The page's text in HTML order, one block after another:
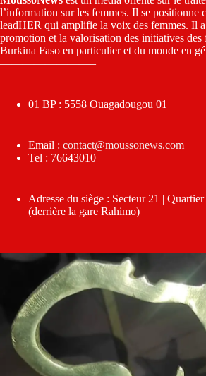
l’information sur les femmes. Il se positionne
leadHER qui amplifie la voix des femmes. Il
promotion et la valorisation des initiatives des
Burkina Faso en particulier et du monde en
————————–
01 BP : 5558 Ouagadougou 01
Email : contact@moussonews.com
Tel : 76643010
Adresse du siège : Secteur 21 |
(derrière la gare Rahimo)